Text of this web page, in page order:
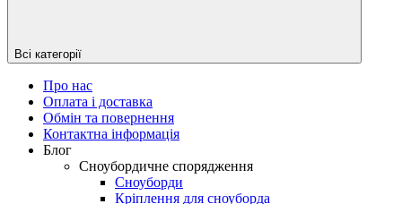
Всі категорії
Про нас
Оплата і доставка
Обмін та повернення
Контактна інформація
Блог
Сноубордичне спорядження
Сноуборди
Кріплення для сноуборда